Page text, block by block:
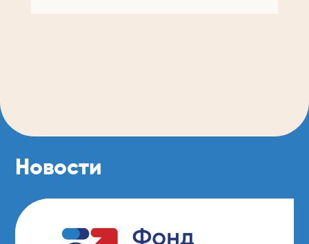
Новости